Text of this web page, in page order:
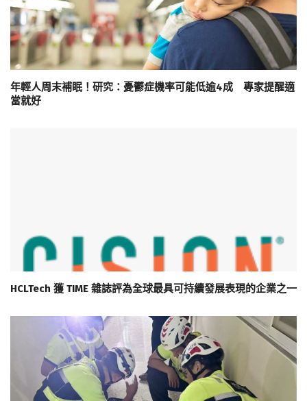
年輕人周末補眠！研究：憂鬱症機率可能低逾4成 專家提醒適
當就好
HCLTech 獲 TIME 雜誌評為全球最具可持續發展表現的企業之一